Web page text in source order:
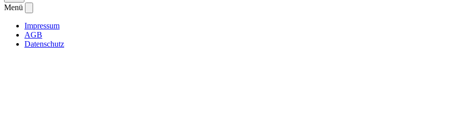
Menü
Impressum
AGB
Datenschutz